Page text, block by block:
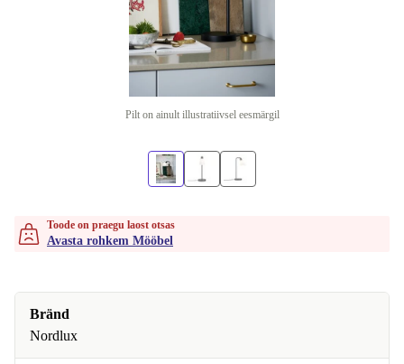
Pilt on ainult illustratiivsel eesmärgil
Toode on praegu laost otsas
Avasta rohkem Mööbel
Bränd
Nordlux